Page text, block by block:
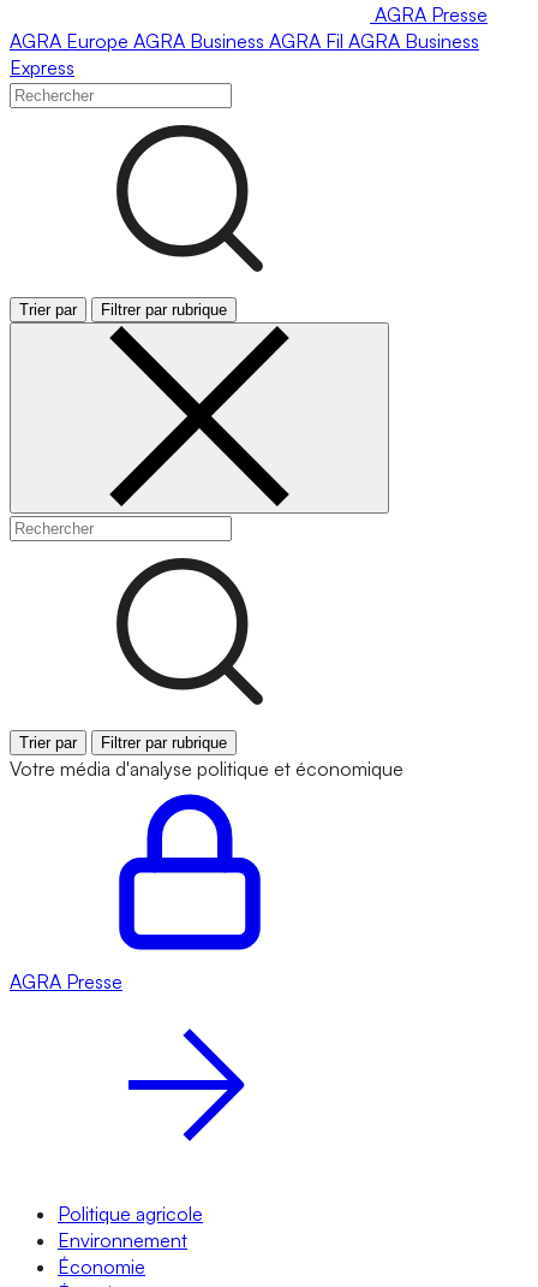
AGRA Presse
AGRA Europe AGRA Business AGRA Fil AGRA Business
Express
Trier par Filtrer par rubrique
Trier par Filtrer par rubrique
Votre média d'analyse politique et économique
AGRA Presse
Politique agricole
Environnement
Économie